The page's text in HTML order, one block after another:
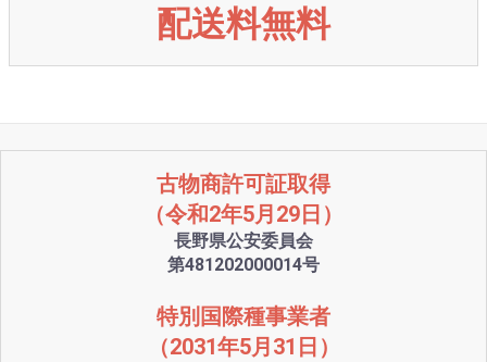
配送料無料
古物商許可証取得
（令和2年5月29日）
長野県公安委員会
第481202000014号
特別国際種事業者
（2031年5月31日）